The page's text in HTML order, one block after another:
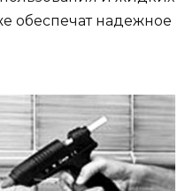
обеспечат надежное